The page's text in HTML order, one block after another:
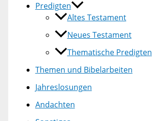
Predigten
Altes Testament
Neues Testament
Thematische Predigten
Themen und Bibelarbeiten
Jahreslosungen
Andachten